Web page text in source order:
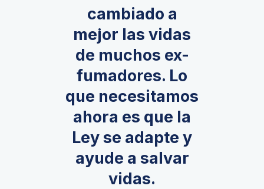
cambiado a
mejor las vidas
de muchos ex-
fumadores. Lo
que necesitamos
ahora es que la
Ley se adapte y
ayude a salvar
vidas.